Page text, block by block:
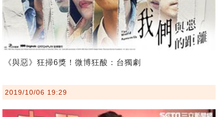
《與惡》狂掃6獎！微博狂酸：台獨劇
2019/10/06 19:29